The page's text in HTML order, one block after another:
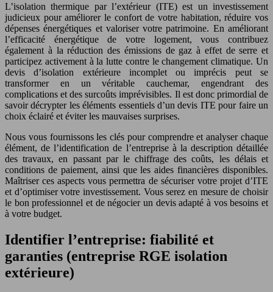
L’isolation thermique par l’extérieur (ITE) est un investissement
judicieux pour améliorer le confort de votre habitation, réduire vos
dépenses énergétiques et valoriser votre patrimoine. En améliorant
l’efficacité énergétique de votre logement, vous contribuez
également à la réduction des émissions de gaz à effet de serre et
participez activement à la lutte contre le changement climatique. Un
devis d’isolation extérieure incomplet ou imprécis peut se
transformer en un véritable cauchemar, engendrant des
complications et des surcoûts imprévisibles. Il est donc primordial de
savoir décrypter les éléments essentiels d’un devis ITE pour faire un
choix éclairé et éviter les mauvaises surprises.
Nous vous fournissons les clés pour comprendre et analyser chaque
élément, de l’identification de l’entreprise à la description détaillée
des travaux, en passant par le chiffrage des coûts, les délais et
conditions de paiement, ainsi que les aides financières disponibles.
Maîtriser ces aspects vous permettra de sécuriser votre projet d’ITE
et d’optimiser votre investissement. Vous serez en mesure de choisir
le bon professionnel et de négocier un devis adapté à vos besoins et
à votre budget.
Identifier l’entreprise: fiabilité et
garanties (entreprise RGE isolation
extérieure)